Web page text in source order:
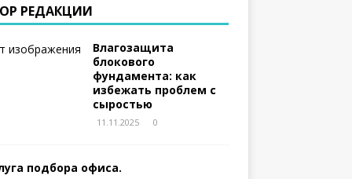
РЕДАКЦИИ
Влагозащита
блокового
фундамента: как
избежать проблем с
сыростью
11.11.2025 0
подбора офиса.